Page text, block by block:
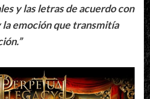
y las letras de acuerdo con
emoción que transmitía